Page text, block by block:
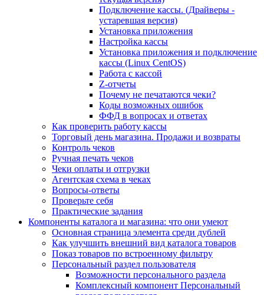
Подключение кассы. (Драйверы -
устаревшая версия)
Установка приложения
Настройка кассы
Установка приложения и подключение
кассы (Linux CentOS)
Работа с кассой
Z-отчеты
Почему не печатаются чеки?
Коды возможных ошибок
ФФД в вопросах и ответах
Как проверить работу кассы
Торговый день магазина. Продажи и возвраты
Контроль чеков
Ручная печать чеков
Чеки оплаты и отгрузки
Агентская схема в чеках
Вопросы-ответы
Проверьте себя
Практические задания
Компоненты каталога и магазина: что они умеют
Основная страница элемента среди дублей
Как улучшить внешний вид каталога товаров
Показ товаров по встроенному фильтру
Персональный раздел пользователя
Возможности персонального раздела
Комплексный компонент Персональный